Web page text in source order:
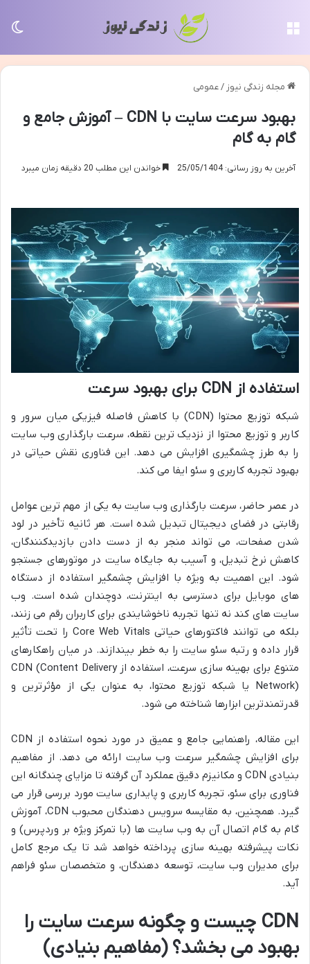
مجله زندگی نیوز /عمومی
بهبود سرعت سایت با CDN – آموزش جامع و
گام به گام
آخرین به روز رسانی: 25/05/1404 خواندن این مطلب 20 دقیقه زمان میبرد
استفاده از CDN برای بهبود سرعت
شبکه توزیع محتوا (CDN) با کاهش فاصله فیزیکی میان سرور و
کاربر و توزیع محتوا از نزدیک ترین نقطه، سرعت بارگذاری وب سایت
را به طرز چشمگیری افزایش می دهد. این فناوری نقش حیاتی در
بهبود تجربه کاربری و سئو ایفا می کند.
در عصر حاضر، سرعت بارگذاری وب سایت به یکی از مهم ترین عوامل
رقابتی در فضای دیجیتال تبدیل شده است. هر ثانیه تأخیر در لود
شدن صفحات، می تواند منجر به از دست دادن بازدیدکنندگان،
کاهش نرخ تبدیل، و آسیب به جایگاه سایت در موتورهای جستجو
شود. این اهمیت به ویژه با افزایش چشمگیر استفاده از دستگاه
های موبایل برای دسترسی به اینترنت، دوچندان شده است. وب
سایت های کند نه تنها تجربه ناخوشایندی برای کاربران رقم می زنند،
بلکه می توانند فاکتورهای حیاتی Core Web Vitals را تحت تأثیر
قرار داده و رتبه سئو سایت را به خطر بیندازند. در میان راهکارهای
متنوع برای بهینه سازی سرعت، استفاده از CDN (Content Delivery
Network) یا شبکه توزیع محتوا، به عنوان یکی از مؤثرترین و
قدرتمندترین ابزارها شناخته می شود.
این مقاله، راهنمایی جامع و عمیق در مورد نحوه استفاده از CDN
برای افزایش چشمگیر سرعت وب سایت ارائه می دهد. از مفاهیم
بنیادی CDN و مکانیزم دقیق عملکرد آن گرفته تا مزایای چندگانه این
فناوری برای سئو، تجربه کاربری و پایداری سایت مورد بررسی قرار می
گیرد. همچنین، به مقایسه سرویس دهندگان محبوب CDN، آموزش
گام به گام اتصال آن به وب سایت ها (با تمرکز ویژه بر وردپرس) و
نکات پیشرفته بهینه سازی پرداخته خواهد شد تا یک مرجع کامل
برای مدیران وب سایت، توسعه دهندگان، و متخصصان سئو فراهم
آید.
CDN چیست و چگونه سرعت سایت را
بهبود می بخشد؟ (مفاهیم بنیادی)